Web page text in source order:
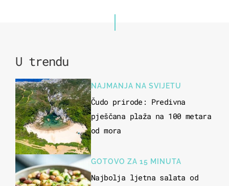
U trendu
NAJMANJA NA SVIJETU
Čudo prirode: Predivna
pješčana plaža na 100 metara
od mora
GOTOVO ZA 15 MINUTA
Najbolja ljetna salata od